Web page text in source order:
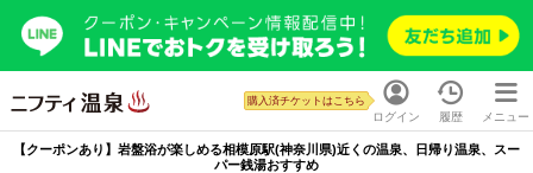
ログイン
購入済チケットはこちら
履歴 メニュー
【クーポンあり】岩盤浴が楽しめる相模原駅(神奈川県)近くの温泉、日帰り温泉、スー
パー銭湯おすすめ